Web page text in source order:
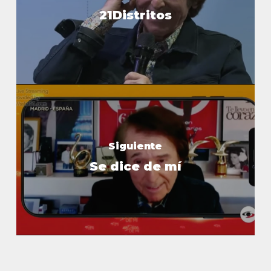
21Distritos
Siguiente
Se dice de mí